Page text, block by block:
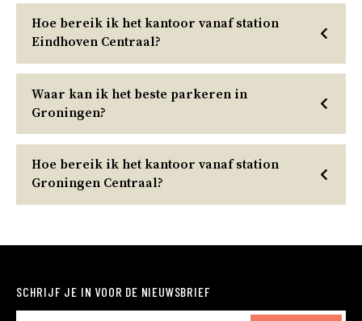
Hoe bereik ik het kantoor vanaf station
Eindhoven Centraal?
Waar kan ik het beste parkeren in
Groningen?
Hoe bereik ik het kantoor vanaf station
Groningen Centraal?
SCHRIJF JE IN VOOR DE NIEUWSBRIEF